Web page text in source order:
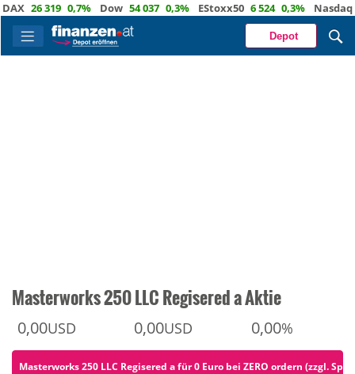
26 319 0,7% Dow 54 037 0,3% EStoxx50 6 524 0,3% Nasdaq 29
Depot
Masterworks 250 LLC Regisered a Aktie
0,00USD 0,00USD 0,00%
Masterworks 250 LLC Regisered a für 0 Euro bei ZERO ordern (zzgl.